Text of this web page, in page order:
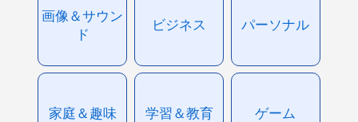
画像＆サウン
ド
ビジネス パーソナル
家庭＆趣味 学習＆教育 ゲーム